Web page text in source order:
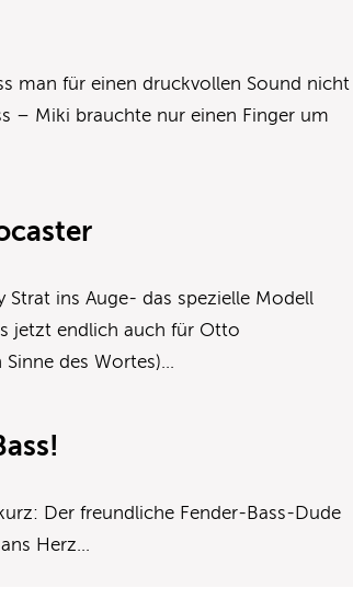
man für einen druckvollen Sound nicht
– Miki brauchte nur einen Finger um
Strat ins Auge- das spezielle Modell
jetzt endlich auch für Otto
des Wortes)…
Der freundliche Fender-Bass-Dude
Herz…